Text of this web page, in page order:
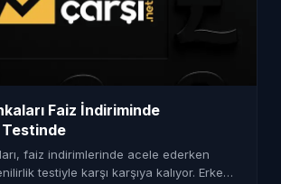
Faiz İndiriminde
faiz indirimlerinde acele ederken
testiyle karşı karşıya kalıyor. Erken